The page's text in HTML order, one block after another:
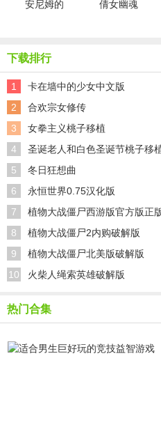
安尼姆的
倩女幽魂
下载排行
1 卡在墙中的少女中文版
2 合欢宗女修传
3 女拳主义桃子移植
4 圣诞老人和白色圣诞节桃子移
5 冬日狂想曲
6 永恒世界0.75汉化版
7 植物大战僵尸西游版官方版正
8 植物大战僵尸2内购破解版
9 植物大战僵尸北美版破解版
10 火柴人绳索英雄破解版
热门合集